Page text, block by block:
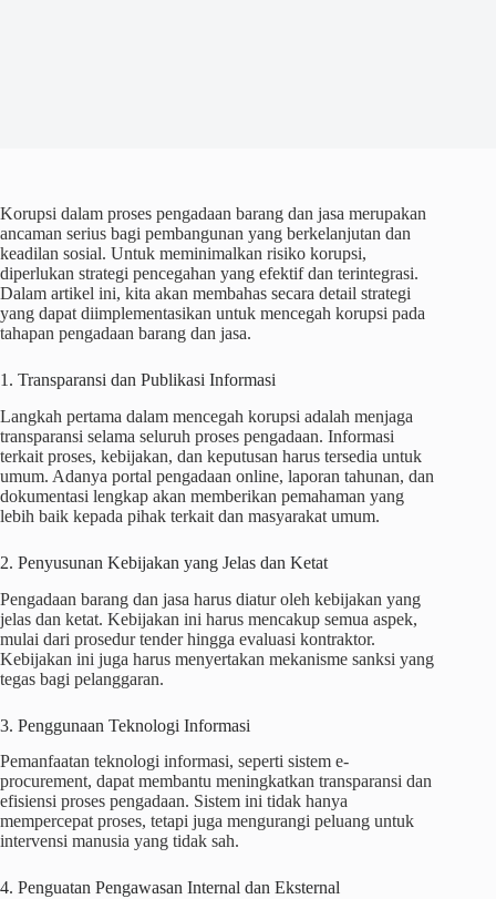
Korupsi dalam proses pengadaan barang dan jasa merupakan
ancaman serius bagi pembangunan yang berkelanjutan dan
keadilan sosial. Untuk meminimalkan risiko korupsi,
diperlukan strategi pencegahan yang efektif dan terintegrasi.
Dalam artikel ini, kita akan membahas secara detail strategi
yang dapat diimplementasikan untuk mencegah korupsi pada
tahapan pengadaan barang dan jasa.
1. Transparansi dan Publikasi Informasi
Langkah pertama dalam mencegah korupsi adalah menjaga
transparansi selama seluruh proses pengadaan. Informasi
terkait proses, kebijakan, dan keputusan harus tersedia untuk
umum. Adanya portal pengadaan online, laporan tahunan, dan
dokumentasi lengkap akan memberikan pemahaman yang
lebih baik kepada pihak terkait dan masyarakat umum.
2. Penyusunan Kebijakan yang Jelas dan Ketat
Pengadaan barang dan jasa harus diatur oleh kebijakan yang
jelas dan ketat. Kebijakan ini harus mencakup semua aspek,
mulai dari prosedur tender hingga evaluasi kontraktor.
Kebijakan ini juga harus menyertakan mekanisme sanksi yang
tegas bagi pelanggaran.
3. Penggunaan Teknologi Informasi
Pemanfaatan teknologi informasi, seperti sistem e-
procurement, dapat membantu meningkatkan transparansi dan
efisiensi proses pengadaan. Sistem ini tidak hanya
mempercepat proses, tetapi juga mengurangi peluang untuk
intervensi manusia yang tidak sah.
4. Penguatan Pengawasan Internal dan Eksternal